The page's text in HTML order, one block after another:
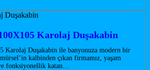
Karolaj Duşakabin
Karolaj Duşakabin ile banyonuza modern bir
kalbinden çıkan firmamız, yaşam
fonksiyonellik katan…